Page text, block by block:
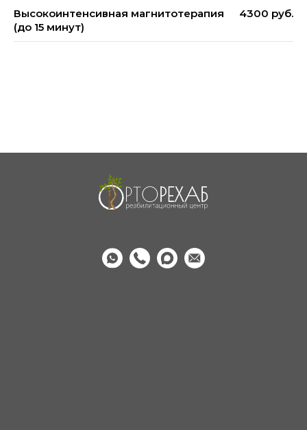
Высокоинтенсивная магнитотерапия
(до 15 минут)
4300 руб.